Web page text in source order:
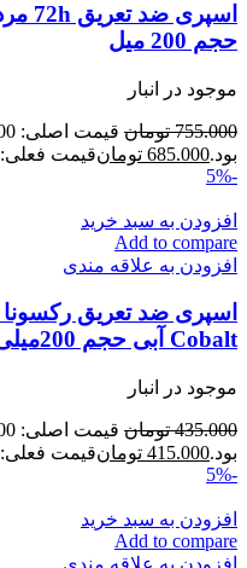
حجم 200 میل
موجود در انبار
755.000 تومان
بود.685.000 تومانقیمت فعلی: 685.000 تومان.
-5%
افزودن به سبد خرید
Add to compare
افزودن به علاقه مندی
Cobalt آبی حجم 200میلی لیتر
موجود در انبار
435.000 تومان
بود.415.000 تومانقیمت فعلی: 415.000 تومان.
-5%
افزودن به سبد خرید
Add to compare
افزودن به علاقه مندی